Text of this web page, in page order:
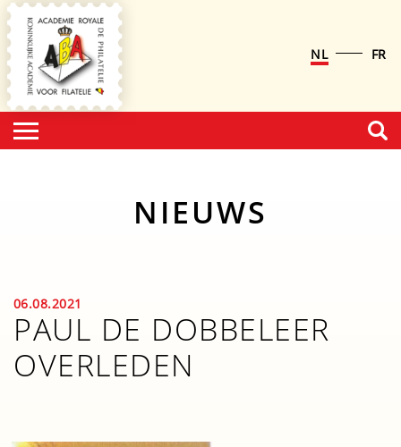
NL FR
NIEUWS
06.08.2021
PAUL DE DOBBELEER
OVERLEDEN